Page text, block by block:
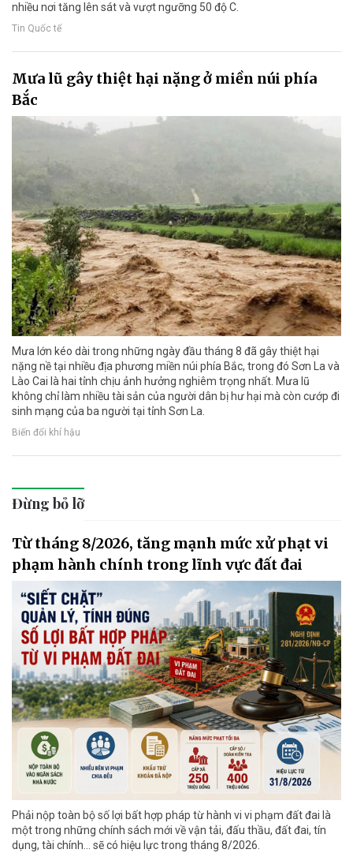
nhiều nơi tăng lên sát và vượt ngưỡng 50 độ C.
Tin Quốc tế
Mưa lũ gây thiệt hại nặng ở miền núi phía
Bắc
Mưa lớn kéo dài trong những ngày đầu tháng 8 đã gây thiệt hại
nặng nề tại nhiều địa phương miền núi phía Bắc, trong đó Sơn La và
Lào Cai là hai tỉnh chịu ảnh hưởng nghiêm trọng nhất. Mưa lũ
không chỉ làm nhiều tài sản của người dân bị hư hại mà còn cướp đi
sinh mạng của ba người tại tỉnh Sơn La.
Biến đổi khí hậu
Đừng bỏ lỡ
Từ tháng 8/2026, tăng mạnh mức xử phạt vi
phạm hành chính trong lĩnh vực đất đai
Phải nộp toàn bộ số lợi bất hợp pháp từ hành vi vi phạm đất đai là
một trong những chính sách mới về vận tải, đấu thầu, đất đai, tín
dụng, tài chính... sẽ có hiệu lực trong tháng 8/2026.